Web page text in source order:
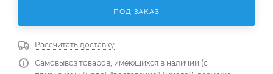
ПОД ЗАКАЗ
Рассчитать доставку
Самовывоз товаров, имеющихся в наличии (с